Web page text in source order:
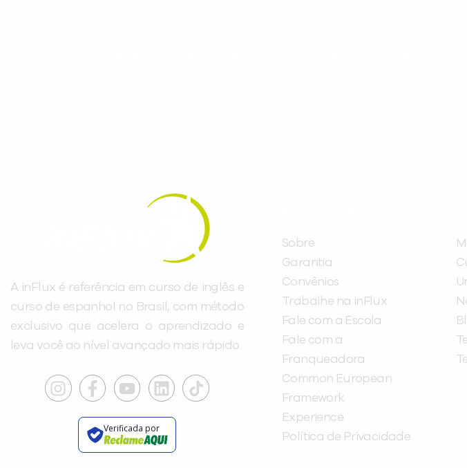
A inFlux é referência em curso de inglês e
curso de espanhol no Brasil, com método
exclusivo que acelera o aprendizado e
leva você ao nível avançado mais rápido.
Verificada por
Sobre
Garantia
Convênios
Trabalhe na inFlux
Fale com a Escola
Fale com a
Franqueadora
Common European
Framework
Experience
Política de Privacidade